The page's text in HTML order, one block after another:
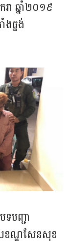
រា ឆ្នាំ២០១៩
ងធ្នង់
ទបញ្ជា
លខណ្ឌសែនសុខ